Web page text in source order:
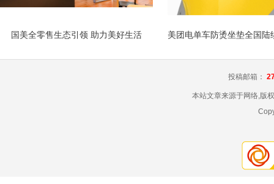
国美全零售生态引领 助力美好生活
投稿邮箱：
本站文章来源于网络,版